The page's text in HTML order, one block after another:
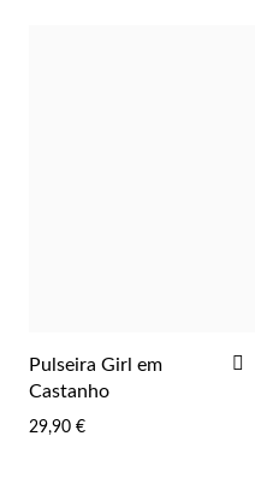
Pulseira Girl em
Castanho
29,90 €